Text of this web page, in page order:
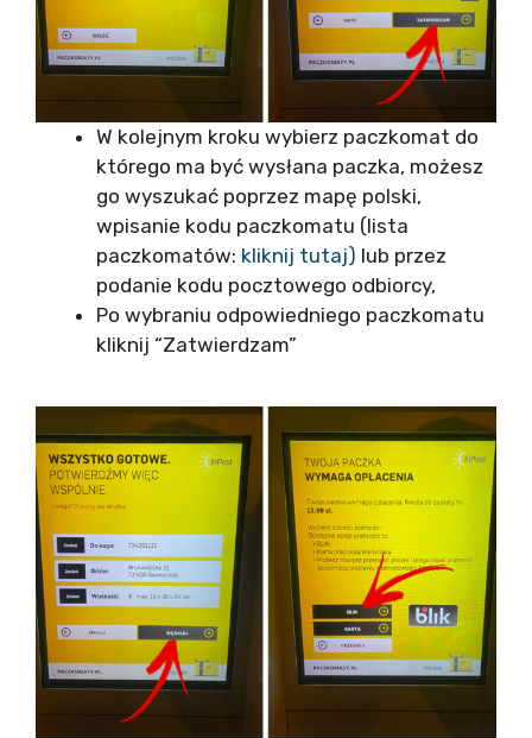
W kolejnym kroku wybierz paczkomat do
którego ma być wysłana paczka, możesz
go wyszukać poprzez mapę polski,
wpisanie kodu paczkomatu (lista
paczkomatów: kliknij tutaj) lub przez
podanie kodu pocztowego odbiorcy,
Po wybraniu odpowiedniego paczkomatu
kliknij “Zatwierdzam”